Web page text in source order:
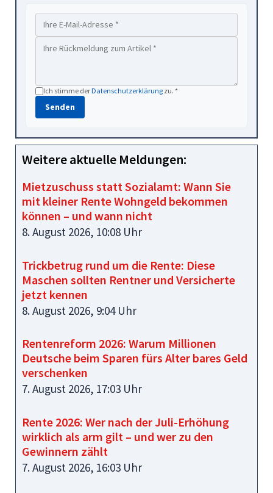
Ich stimme derDatenschutzerklärung zu. *
Senden
Weitere aktuelle Meldungen:
Mietzuschuss statt Sozialamt: Wann Sie
mit kleiner Rente Wohngeld bekommen
können – und wann nicht
8. August 2026, 10:08 Uhr
Trickbetrug rund um die Rente: Diese
Maschen sollten Rentner und Versicherte
jetzt kennen
8. August 2026, 9:04 Uhr
Rentenreform 2026: Warum Millionen
Deutsche beim Sparen fürs Alter bares Geld
verschenken
7. August 2026, 17:03 Uhr
Rente 2026: Wer nach der Juli-Erhöhung
wirklich als arm gilt – und wer zu den
Gewinnern zählt
7. August 2026, 16:03 Uhr